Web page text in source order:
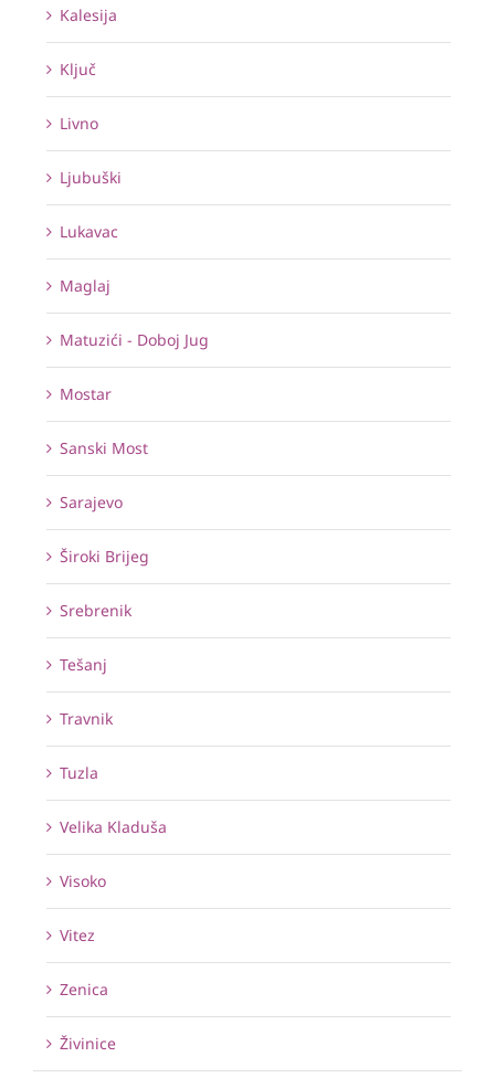
Kalesija
Ključ
Livno
Ljubuški
Lukavac
Maglaj
Matuzići - Doboj Jug
Mostar
Sanski Most
Sarajevo
Široki Brijeg
Srebrenik
Tešanj
Travnik
Tuzla
Velika Kladuša
Visoko
Vitez
Zenica
Živinice